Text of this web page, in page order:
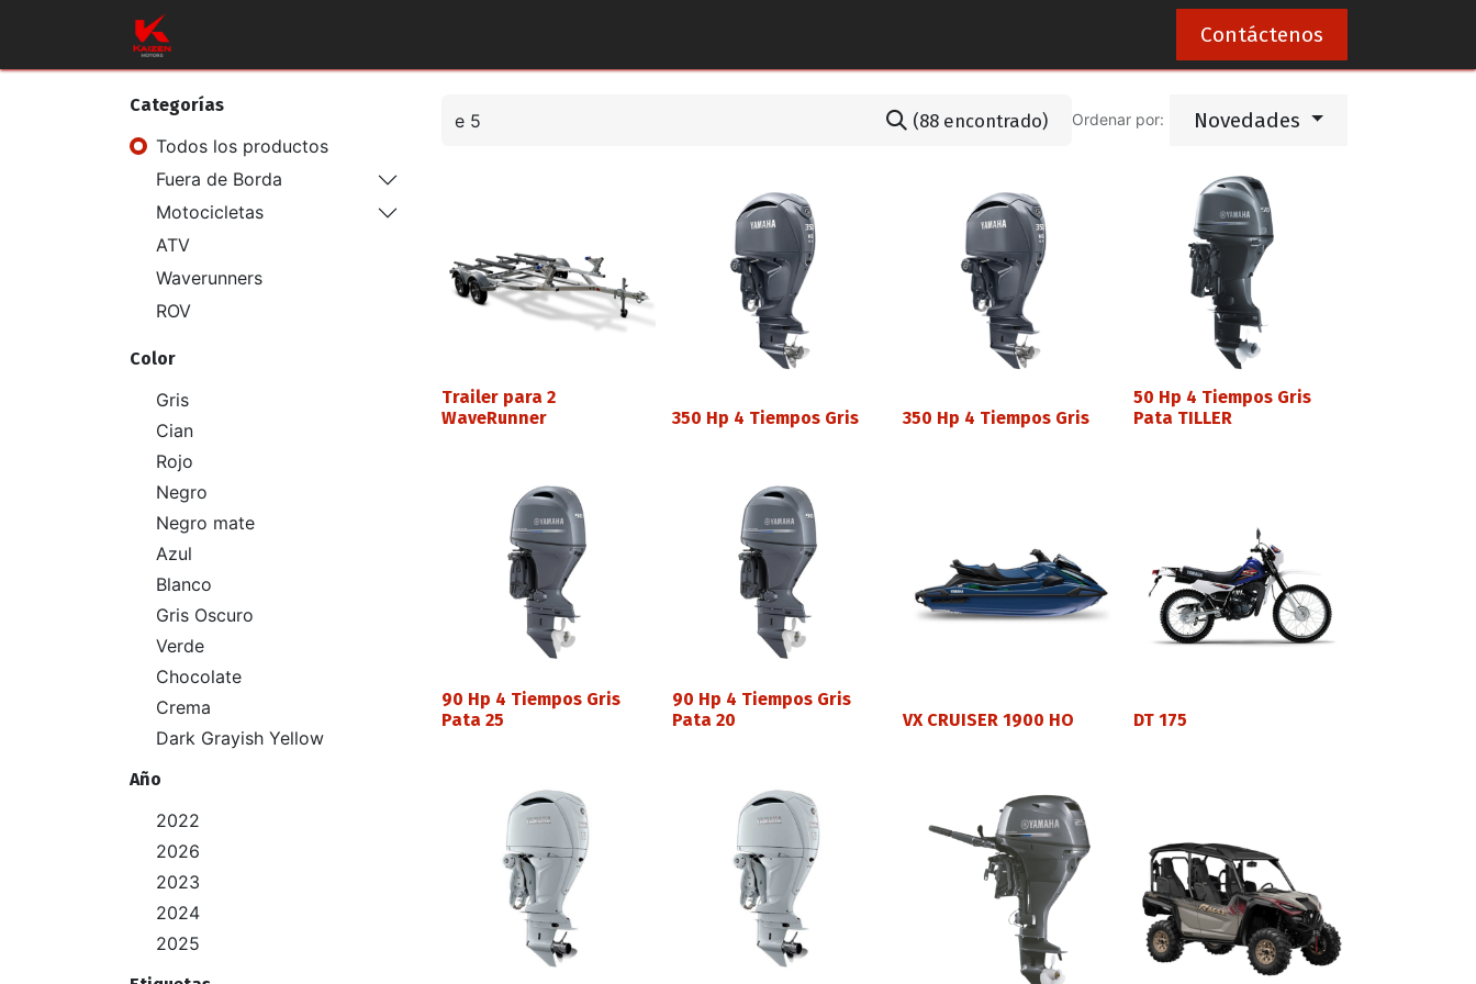
Contáctenos
Categorías
Todos los productos
Fuera de Borda
Motocicletas
ATV
Waverunners
ROV
Color
Gris
Cian
Rojo
Negro
Negro mate
Azul
Blanco
Gris Oscuro
Verde
Chocolate
Crema
Dark Grayish Yellow
Año
2022
2026
2023
2024
2025
(88 encontrado) Ordenar por: Novedades
Trailer para 2
WaveRunner
350 Hp 4 Tiempos Gris 350 Hp 4 Tiempos Gris
50 Hp 4 Tiempos Gris
Pata TILLER
90 Hp 4 Tiempos Gris
Pata 25
90 Hp 4 Tiempos Gris
Pata 20
VX CRUISER 1900 HO DT 175